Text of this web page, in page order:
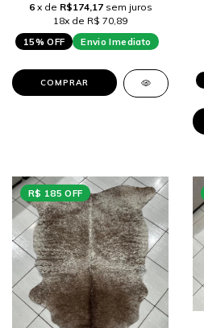
6 x de R$174,17 sem juros
18x de R$ 70,89
15% OFF
Envio Imediato
COMPRAR
R$ 185 OFF